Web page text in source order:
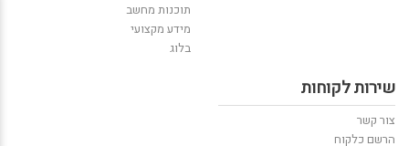
תוכנות מחשב
מידע מקצועי
בלוג
שירות לקוחות
צור קשר
הרשם כלקוח